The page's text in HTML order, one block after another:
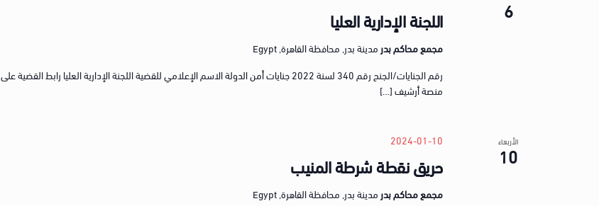
6 اللجنة الإدارية العليا
مجمع محاكم بدر مدينة بدر, محافظة القاهرة, Egypt
رقم الجنايات/الجنح رقم 340 لسنة 2022 جنايات أمن الدولة الاسم الإعلامي للقضية اللجنة الإدارية العليا رابط القضية على
منصة أرشيف […]
الأربعاء
10 حريق نقطة شرطة المنيب
2024-01-10
مجمع محاكم بدر مدينة بدر, محافظة القاهرة, Egypt